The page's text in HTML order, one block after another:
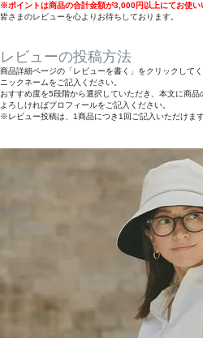
※ポイントは商品の合計金額が3,000円以上にてお使い
皆さまのレビューを心よりお待ちしております。
レビューの投稿方法
商品詳細ページの「レビューを書く」をクリックしてく
ニックネームをご記入ください。
おすすめ度を5段階から選択していただき、本文に商品
よろしければプロフィールをご記入ください。
※レビュー投稿は、1商品につき1回ご記入いただけます